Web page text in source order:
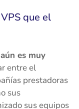
que el
es muy
entre el
prestadoras
sus
sus equipos